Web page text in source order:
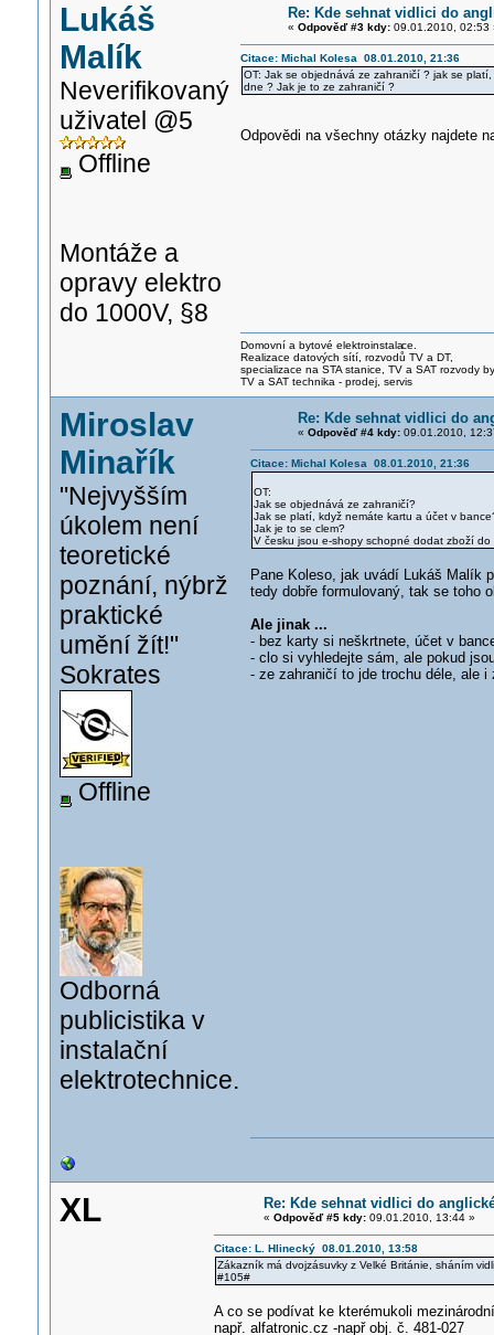
Lukáš
Malík
Neverifikovaný
uživatel @5
Offline
Montáže a
opravy elektro
do 1000V, §8
Re: Kde sehnat vidlici do
« Odpověď #3 kdy:09.01.2010, 02:53
Citace: Michal Kolesa 08.01.2010, 21:36
OT: Jak se objednává ze zahraničí ? jak se
dne ? Jak je to ze zahraničí ?
Odpovědi na všechny otázky najdete
Domovní a bytové elektroinstalace.
Realizace datových sítí, rozvodů TV a DT,
specializace na STA stanice, TV a SAT rozvody
TV a SAT technika - prodej, servis
Miroslav
Minařík
"Nejvyšším
úkolem není
teoretické
poznání, nýbrž
praktické
umění žít!"
Sokrates
Offline
Odborná
publicistika v
instalační
elektrotechnice.
Re: Kde sehnat vidlici do
« Odpověď #4 kdy:09.01.2010,
Citace: Michal Kolesa 08.01.2010, 21:36
OT:
Jak se objednává ze zahraničí?
Jak se platí, když nemáte kartu a účet v
Jak je to se clem?
V česku jsou e-shopy schopné dodat zboží
Pane Koleso, jak uvádí Lukáš Malík
tedy dobře formulovaný, tak se toho
Ale jinak ...
- bez karty si neškrtnete, účet v
- clo si vyhledejte sám, ale pokud
- ze zahraničí to jde trochu déle, ale
XL Re: Kde sehnat vidlici do
« Odpověď #5 kdy:09.01.2010, 13:44 »
Citace: L. Hlinecký 08.01.2010, 13:58
Zákazník má dvojzásuvky z Velké Británie, sháním
#105#
A co se podívat ke kterémukoli
např. alfatronic.cz -např obj. č. 481-027